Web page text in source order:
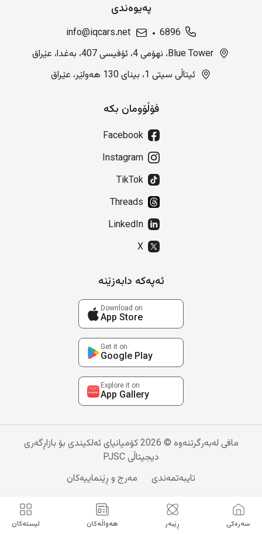
سەرەکی ڕێبەر هەواڵەکان لیستەکان
پەیوەندی
6896
info@iqcars.net
Blue Tower، نهۆمی 4، ئۆفیسی 407، بەغدا، عێراق
ئیتاڵی سیتی 1، بینای 130 هەولێر، عێراق
فۆڵۆومان بکە
Facebook
Instagram
TikTok
Threads
LinkedIn
X
ئەپەکە دابەزێنە
Download on
App Store
Get it on
Google Play
Explore it on
App Gallery
مافی لەبەرگرتنەوە © 2026 کۆمپانیای ئەلکیندی بۆ بازاڕگەری
دیجیتاڵی PJSC
تایبەتمەندی
مەرج و ڕێنماییەکان